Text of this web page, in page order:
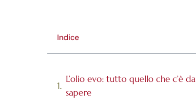
Indice
L’olio evo: tutto quello che c’è da
sapere